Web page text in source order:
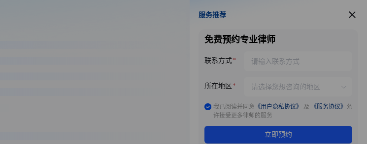
服务推荐
服务推荐
免费预约专业律师
联系方式
所在地区
我已阅读并同意 《用户隐私协议》 及 《服务协议》 允
许接受更多律师的服务
立即预约